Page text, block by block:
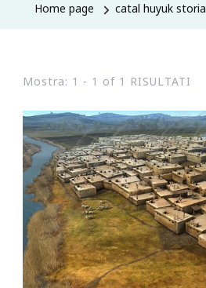
Home page catal huyuk storia
Mostra: 1 - 1 of 1 RISULTATI